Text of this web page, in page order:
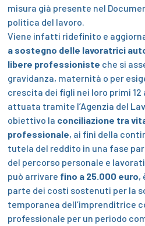
misura già presente nel
politica del lavoro.
Viene infatti ridefinito e
a sostegno delle lavoratrici
libere professioniste che si
gravidanza, maternità o per
crescita dei figli nei loro primi 12
attuata tramite l’Agenzia del
obiettivo la conciliazione tra
professionale, ai fini della
tutela del reddito in una fase
del percorso personale e
può arrivare fino a 25.000 euro,
parte dei costi sostenuti per la
temporanea dell’imprenditrice
professionale per un periodo